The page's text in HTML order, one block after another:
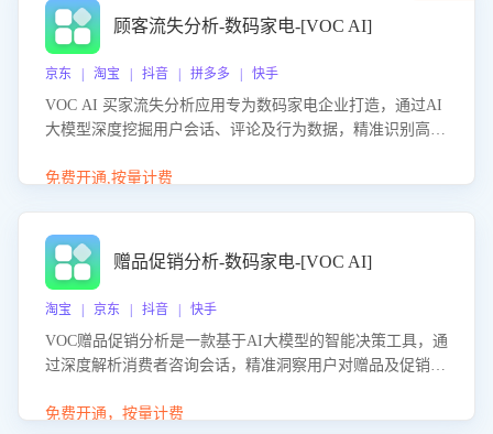
化率，避免陷入单纯价格竞争，实现精准扬长避短。
顾客流失分析-数码家电-[VOC AI]
京东 | 淘宝 | 抖音 | 拼多多 | 快手
VOC AI 买家流失分析应用专为数码家电企业打造，通过AI
大模型深度挖掘用户会话、评论及行为数据，精准识别高流
应延迟、竞品价格冲击等。系统自动输出可落地的挽回策
免费开通,按量计费
赠品促销分析-数码家电-[VOC AI]
淘宝 | 京东 | 抖音 | 快手
VOC赠品促销分析是一款基于AI大模型的智能决策工具，通
过深度解析消费者咨询会话，精准洞察用户对赠品及促销政
销诉求，帮助企业制定个性化赠品组合策略，优化资源投放
免费开通，按量计费